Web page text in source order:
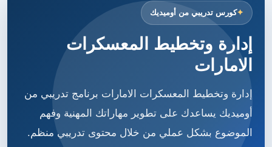
كورس تدريبي من أوميديك
إدارة وتخطيط المعسكرات
الامارات
إدارة وتخطيط المعسكرات الامارات برنامج تدريبي من
أوميديك يساعدك على تطوير مهاراتك المهنية وفهم
الموضوع بشكل عملي من خلال محتوى تدريبي منظم.